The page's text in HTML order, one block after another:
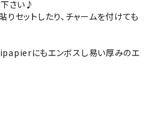
さい♪
セットしたり、チャームを付けても
にもエンボスし易い厚みのエ